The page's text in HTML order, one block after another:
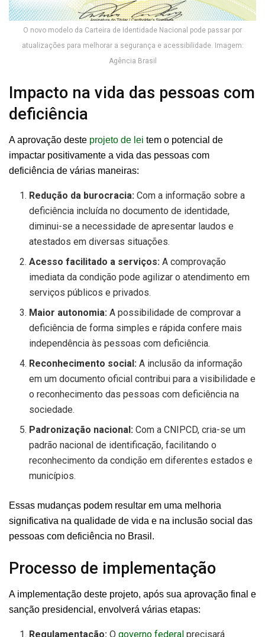
O novo modelo da Carteira de Identidade Nacional pode passar por
atualizações para melhorar a segurança e acessibilidade. Imagem:
Agência Brasil
Impacto na vida das pessoas com
deficiência
A aprovação deste projeto de lei tem o potencial de
impactar positivamente a vida das pessoas com
deficiência de várias maneiras:
Redução da burocracia: Com a informação sobre a
deficiência incluída no documento de identidade,
diminui-se a necessidade de apresentar laudos e
atestados em diversas situações.
Acesso facilitado a serviços: A comprovação
imediata da condição pode agilizar o atendimento em
serviços públicos e privados.
Maior autonomia: A possibilidade de comprovar a
deficiência de forma simples e rápida confere mais
independência às pessoas com deficiência.
Reconhecimento social: A inclusão da informação
em um documento oficial contribui para a visibilidade e
o reconhecimento das pessoas com deficiência na
sociedade.
Padronização nacional: Com a CNIPCD, cria-se um
padrão nacional de identificação, facilitando o
reconhecimento da condição em diferentes estados e
municípios.
Essas mudanças podem resultar em uma melhoria
significativa na qualidade de vida e na inclusão social das
pessoas com deficiência no Brasil.
Processo de implementação
A implementação deste projeto, após sua aprovação final e
sanção presidencial, envolverá várias etapas:
Regulamentação: Ogoverno federal precisará